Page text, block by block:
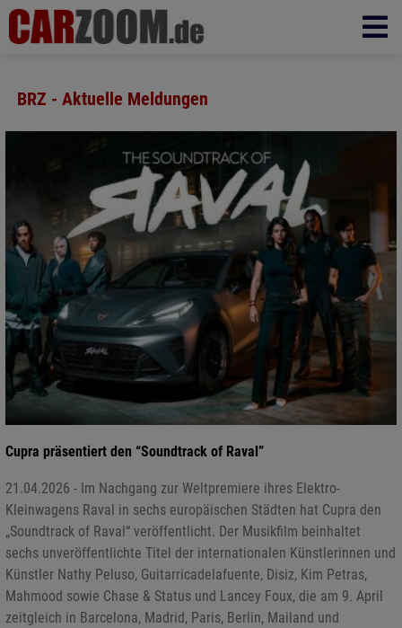
BRZ - Aktuelle Meldungen
Cupra präsentiert den “Soundtrack of Raval”
21.04.2026 - Im Nachgang zur Weltpremiere ihres Elektro-
Kleinwagens Raval in sechs europäischen Städten hat Cupra den
„Soundtrack of Raval“ veröffentlicht. Der Musikfilm beinhaltet
sechs unveröffentlichte Titel der internationalen Künstlerinnen und
Künstler Nathy Peluso, Guitarricadelafuente, Disiz, Kim Petras,
Mahmood sowie Chase & Status und Lancey Foux, die am 9. April
zeitgleich in Barcelona, Madrid, Paris, Berlin, Mailand und